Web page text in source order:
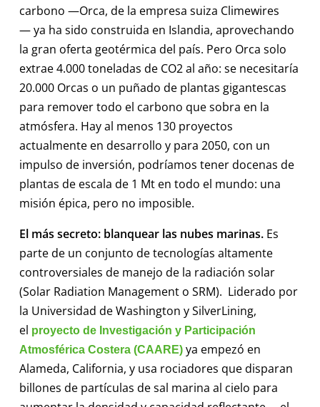
carbono —Orca, de la empresa suiza Climewires
— ya ha sido construida en Islandia, aprovechando
la gran oferta geotérmica del país. Pero Orca solo
extrae 4.000 toneladas de CO2 al año: se necesitaría
20.000 Orcas o un puñado de plantas gigantescas
para remover todo el carbono que sobra en la
atmósfera. Hay al menos 130 proyectos
actualmente en desarrollo y para 2050, con un
impulso de inversión, podríamos tener docenas de
plantas de escala de 1 Mt en todo el mundo: una
misión épica, pero no imposible.
El más secreto: blanquear las nubes marinas. Es
parte de un conjunto de tecnologías altamente
controversiales de manejo de la radiación solar
(Solar Radiation Management o SRM). Liderado por
la Universidad de Washington y SilverLining,
el proyecto de Investigación y Participación
Atmosférica Costera (CAARE)ya empezó en
Alameda, California, y usa rociadores que disparan
billones de partículas de sal marina al cielo para